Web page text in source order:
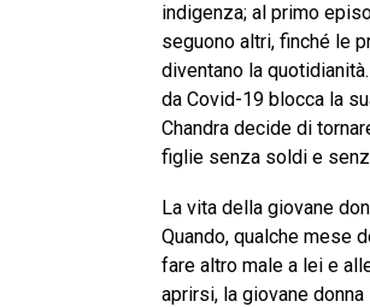
indigenza; al primo
seguono altri, finché le
diventano la
da Covid-19 blocca la
Chandra decide di
figlie senza soldi e
La vita della giovane
Quando, qualche mese
fare altro male a lei e
aprirsi, la giovane